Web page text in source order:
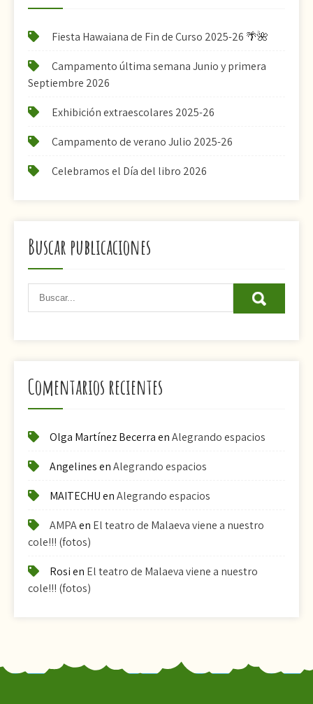
Fiesta Hawaiana de Fin de Curso 2025-26 🌴🌺
Campamento última semana Junio y primera
Septiembre 2026
Exhibición extraescolares 2025-26
Campamento de verano Julio 2025-26
Celebramos el Día del libro 2026
Buscar publicaciones
Comentarios recientes
Olga Martínez BecerraenAlegrando espacios
AngelinesenAlegrando espacios
MAITECHUenAlegrando espacios
AMPAen El teatro de Malaeva viene a nuestro
cole!!! (fotos)
Rosien El teatro de Malaeva viene a nuestro
cole!!! (fotos)